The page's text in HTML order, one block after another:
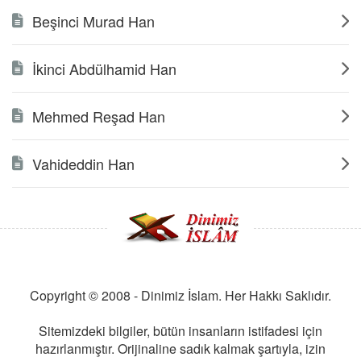
Beşinci Murad Han
İkinci Abdülhamid Han
Mehmed Reşad Han
Vahideddin Han
Copyright © 2008 - Dinimiz İslam. Her Hakkı Saklıdır.
Sitemizdeki bilgiler, bütün insanların istifadesi için
hazırlanmıştır. Orijinaline sadık kalmak şartıyla, izin